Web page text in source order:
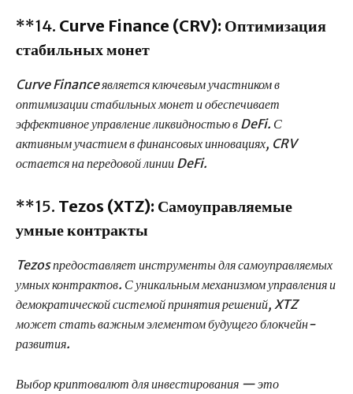
**14. Curve Finance (CRV): Оптимизация
стабильных монет
Curve Finance является ключевым участником в
оптимизации стабильных монет и обеспечивает
эффективное управление ликвидностью в DeFi. С
активным участием в финансовых инновациях, CRV
остается на передовой линии DeFi.
**15. Tezos (XTZ): Самоуправляемые
умные контракты
Tezos предоставляет инструменты для самоуправляемых
умных контрактов. С уникальным механизмом управления и
демократической системой принятия решений, XTZ
может стать важным элементом будущего блокчейн-
развития.
Выбор криптовалют для инвестирования — это